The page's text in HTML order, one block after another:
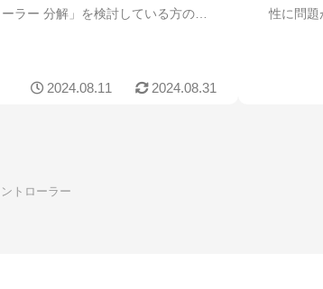
ーラー 分解」を検討している方のた
法、そし...
2024.08.11 2024.08.31
性に問題
ントローラー